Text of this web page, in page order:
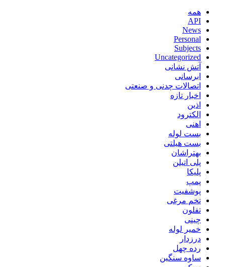
همه
API
News
Personal
Subjects
Uncategorized
آتش نشانی
ابرسانی
اتصالات چدنی و صنعتی
اخبار تازه
اذین
الکترود
اهنی
بست لوله
بست هیلتی
بهتراشان
پلی اتیلن
پلیکا
پمپ
پوشفیت
تخم مرغی
تفلون
چینی
خمیر لوله
درزدار
رده چهل
ساوه سنگین